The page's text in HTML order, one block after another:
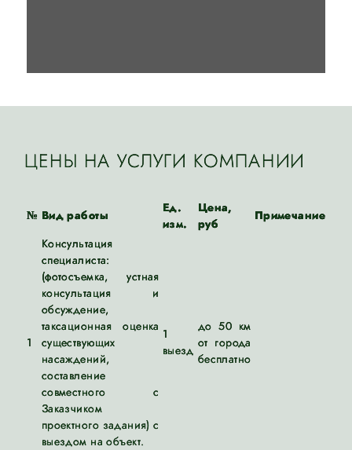
ЦЕНЫ НА УСЛУГИ КОМПАНИИ
№ Вид работы
Ед.
изм.
Цена,
руб
Примечание
1
Консультация
специалиста:
(фотосъемка, устная
консультация и
обсуждение,
таксационная оценка
существующих
насаждений,
составление
совместного с
Заказчиком
проектного задания) с
выездом на объект.
1
выезд
до 50 км
от города
бесплатно